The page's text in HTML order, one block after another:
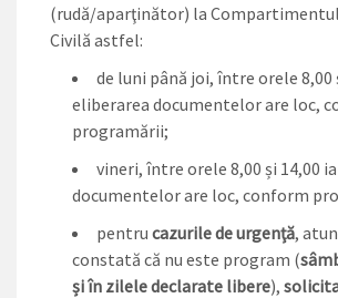
(rudă/aparţinător) la
Civilă astfel:
de luni până joi, între orele 8,00
eliberarea documentelor are loc,
programării;
vineri, între orele 8,00 și 14,00
documentelor are loc, conform
pentru cazurile de urgenţă,
constată că nu este program (
și în zilele declarate libere),